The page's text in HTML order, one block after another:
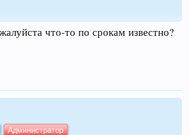
что-то по срокам известно?
Администратор